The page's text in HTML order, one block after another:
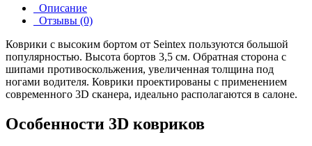
Описание
Отзывы (0)
Коврики с высоким бортом от Seintex пользуются большой
популярностью. Высота бортов 3,5 см. Обратная сторона с
шипами противоскольжения, увеличенная толщина под
ногами водителя. Коврики проектированы с применением
современного 3D сканера, идеально располагаются в салоне.
Особенности 3D ковриков